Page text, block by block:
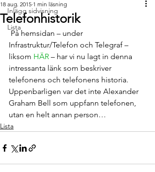
Inlägg sidvisning
Lista
Telefonhistorik
18 aug. 2015 1 min läsning
Infrastruktur/Telefon och Telegraf –
liksom HÄR – har vi nu lagt in denna
intressanta länk som beskriver
telefonens och telefonens historia.
Uppenbarligen var det inte Alexander
Graham Bell som uppfann telefonen,
utan en helt annan person…
Lista